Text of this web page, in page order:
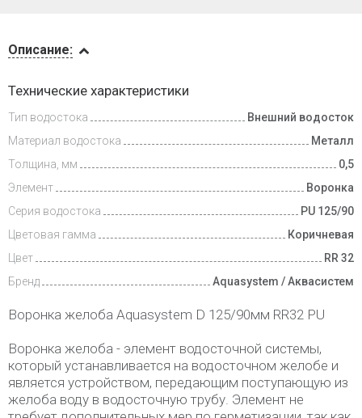
и оплата
Описание:
Технические характеристики
Тип водостока
Внешний водосток
Материал водостока
Металл
Толщина, мм
0,5
Элемент
Воронка
Серия водостока
PU 125/90
Цветовая гамма
Коричневая
Цвет
RR 32
Бренд
Aquasystem / Аквасистем
Воронка желоба Aquasystem D 125/90мм RR32 PU
Воронка желоба - элемент водосточной системы,
который устанавливается на водосточном желобе и
является устройством, передающим поступающую из
желоба воду в водосточную трубу. Элемент не